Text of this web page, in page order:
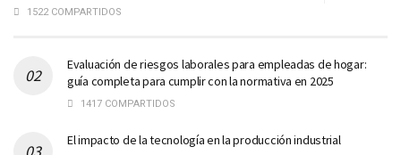
1522 COMPARTIDOS
Evaluación de riesgos laborales para empleadas de hogar:
guía completa para cumplir con la normativa en 2025
1417 COMPARTIDOS
El impacto de la tecnología en la producción industrial